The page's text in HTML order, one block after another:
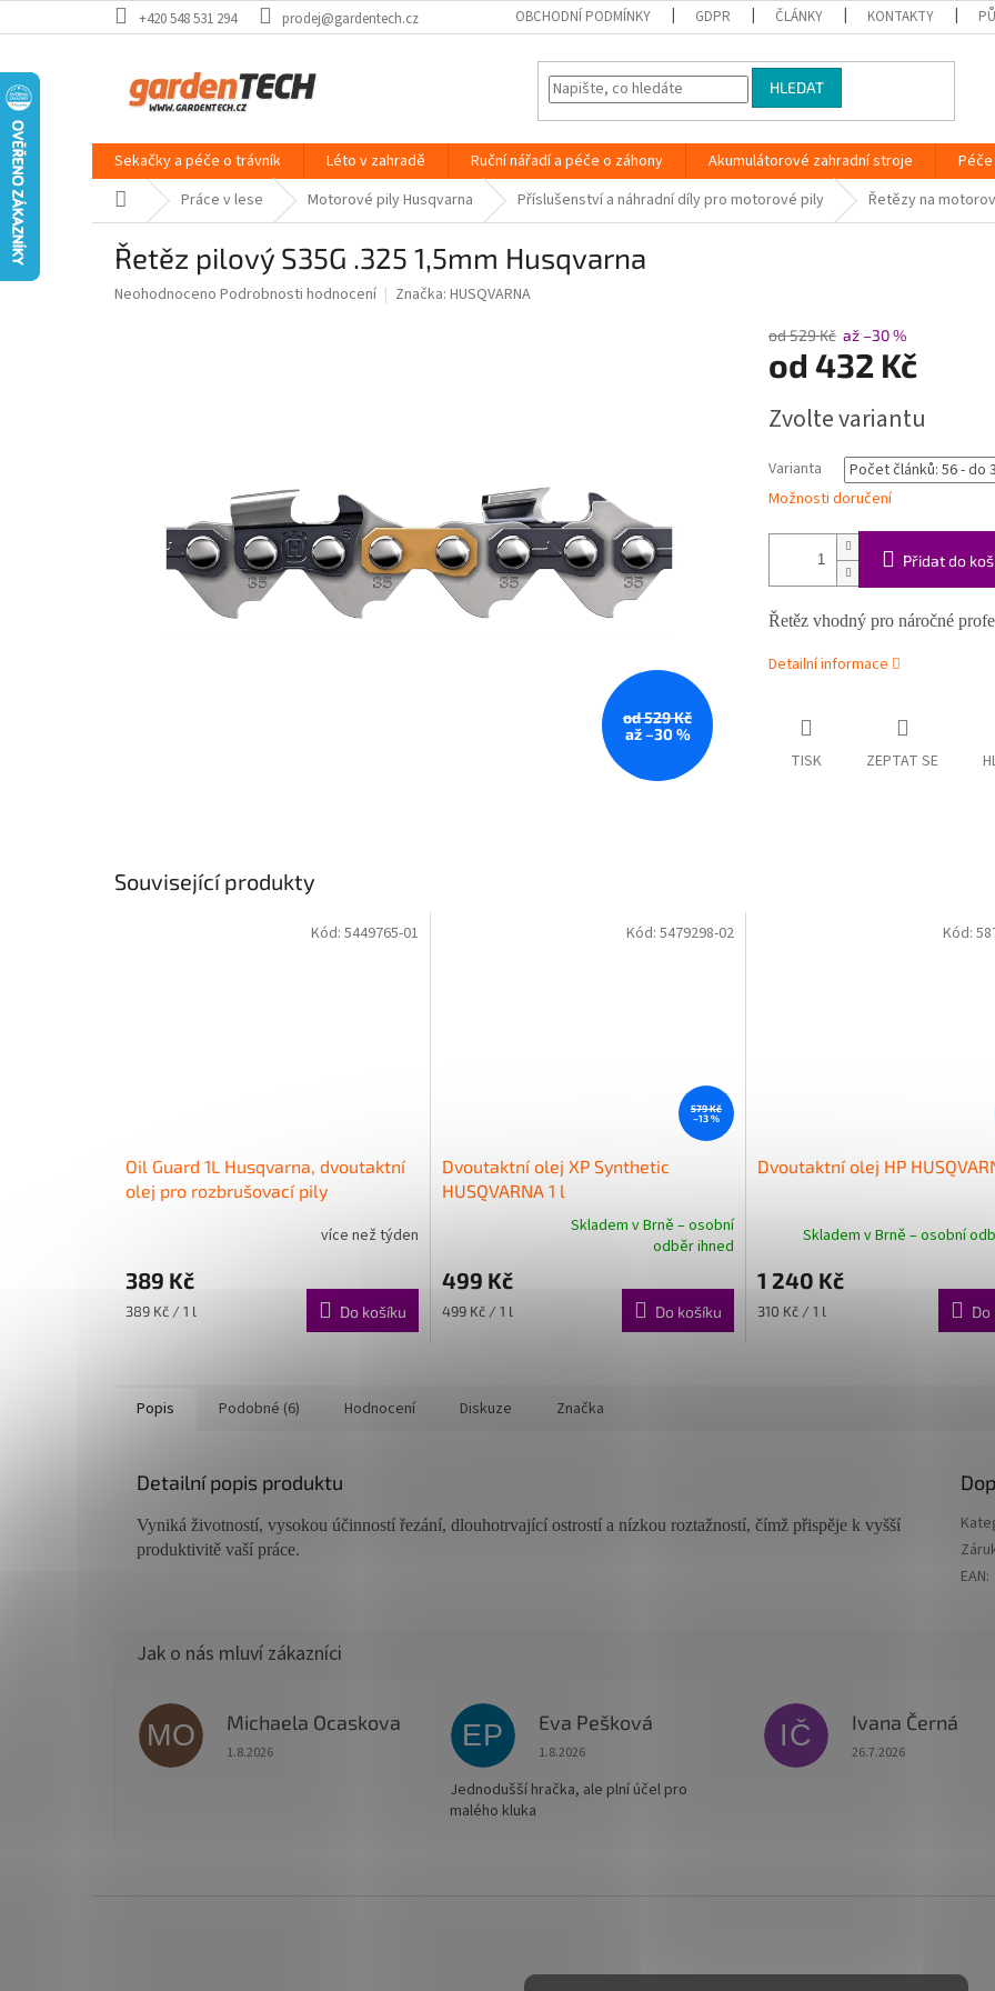
na
+420 548 531 294 prodej@gardentech.cz OBCHODNÍ PODMÍNKY GDPR ČLÁNKY KONTAKTY
HLEDAT
Sekačky a péče o trávník Léto v zahradě Ruční nářadí a péče o záhony Akumulátorové zahradní stroje
Domů Práce v lese Motorové pily Husqvarna Příslušenství a náhradní díly pro motorové pily Řetězy na
Řetěz pilový S35G .325 1,5mm Husqvarna
Průměrné
Neohodnoceno Podrobnosti hodnocení Značka: HUSQVARNA
od 529 Kč
až –30 %
od 529 Kč až –30 %
od 432 Kč
cena:
Zvolte variantu
Varianta
Možnosti doručení
Přidat do
Řetěz vhodný pro náročné
Detailní informace
TISK ZEPTAT SE
Související produkty
Oil Guard 1L Husqvarna, dvoutaktní
olej pro rozbrušovací pily
více než týden
389 Kč
Měrná
389 Kč / 1 l Do košíku
Kód: 5449765-01
579 Kč
–13 %
Dvoutaktní olej XP Synthetic
HUSQVARNA 1 l
produktu
je
5,0
Skladem v Brně – osobní
odběr ihned
499 Kč
Měrná
499 Kč / 1 l Do košíku
Kód: 5479298-02
Dvoutaktní olej HP
Skladem v Brně – osobní
1 240 Kč
Měrná
310 Kč / 1 l Do
Kód:
Popis Podobné (6) Hodnocení Diskuze Značka
Detailní popis produktu
Vyniká životností, vysokou účinností řezání, dlouhotrvající ostrostí a nízkou roztažností, čímž přispěje k vyšší
produktivitě vaší práce.
EAN:
MO Michaela Ocaskova
Hodnocení obchodu je 5 z 5 hvězdiček.
1.8.2026
EP Eva Pešková
Hodnocení obchodu je 5 z 5 hvězdiček.
1.8.2026
Jednodušší hračka, ale plní účel pro
malého kluka
IČ Ivana Černá
Hodnocení obchodu
26.7.2026